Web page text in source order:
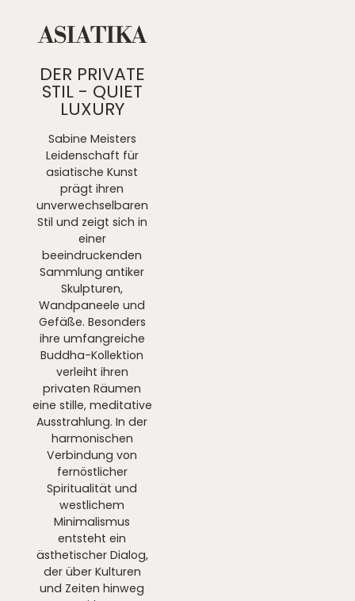
ASIATIKA
DER PRIVATE
STIL - QUIET
LUXURY
Sabine Meisters
Leidenschaft für
asiatische Kunst
prägt ihren
unverwechselbaren
Stil und zeigt sich in
einer
beeindruckenden
Sammlung antiker
Skulpturen,
Wandpaneele und
Gefäße. Besonders
ihre umfangreiche
Buddha-Kollektion
verleiht ihren
privaten Räumen
eine stille, meditative
Ausstrahlung. In der
harmonischen
Verbindung von
fernöstlicher
Spiritualität und
westlichem
Minimalismus
entsteht ein
ästhetischer Dialog,
der über Kulturen
und Zeiten hinweg